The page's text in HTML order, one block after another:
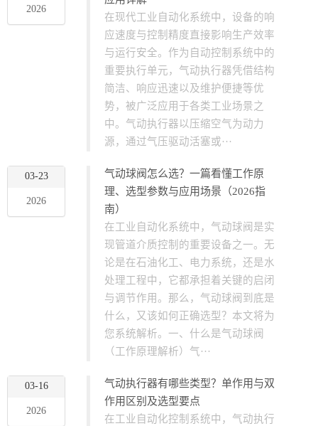
2026
在现代工业自动化系统中，设备的响
应速度与控制精度直接影响生产效率
与运行安全。作为自动控制系统中的
重要执行单元，气动执行器凭借结构
简洁、响应迅速以及维护便捷等优
势，被广泛应用于各类工业场景之
中。气动执行器以压缩空气为动力
源，通过气压驱动活塞或···
03-23
2026
气动球阀怎么选？一篇看懂工作原
理、选型参数与应用场景（2026指
南）
在工业自动化系统中，气动球阀是实
现管道介质控制的重要设备之一。无
论是在石油化工、电力系统，还是水
处理工程中，它都承担着关键的启闭
与调节作用。那么，气动球阀到底是
什么，又该如何正确选型？本文将为
您系统解析。一、什么是气动球阀
（工作原理解析）气···
03-16
2026
气动执行器有哪些类型？单作用与双
作用区别及选型要点
在工业自动化控制系统中，气动执行